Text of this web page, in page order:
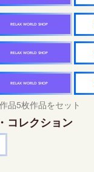
RELAX WORLD SHOP
RELAX WORLD SHOP
RELAX WORLD SHOP
品5枚作品をセット
コレクション